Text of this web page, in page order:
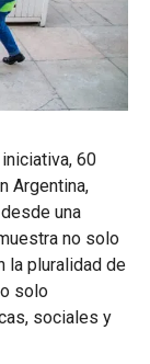
60
Argentina,
una
no solo
la pluralidad de
solo
sociales y